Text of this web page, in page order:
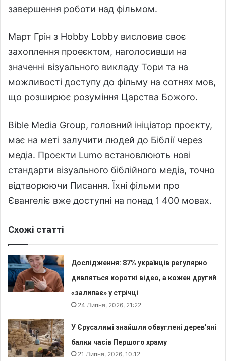
завершення роботи над фільмом.
Март Грін з Hobby Lobby висловив своє
захоплення проеєктом, наголосивши на
значенні візуального викладу Тори та на
можливості доступу до фільму на сотнях мов,
що розширює розуміння Царства Божого.
Bible Media Group, головний ініціатор проєкту,
має на меті залучити людей до Біблії через
медіа. Проєкти Lumo встановлюють нові
стандарти візуального біблійного медіа, точно
відтворюючи Писання. Їхні фільми про
Євангеліє вже доступні на понад 1 400 мовах.
Схожі статті
Дослідження: 87% українців регулярно
дивляться короткі відео, а кожен другий
«залипає» у стрічці
24 Липня, 2026, 21:22
У Єрусалимі знайшли обвуглені дерев’яні
балки часів Першого храму
21 Липня, 2026, 10:12